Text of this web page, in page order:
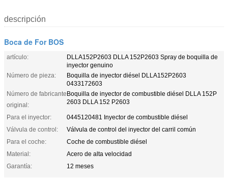
descripción
Boca de For BOS
artículo:
DLLA152P2603 DLLA 152P2603 Spray de boquilla de
inyector genuino
Número de pieza:
Boquilla de inyector diésel DLLA152P2603
0433172603
Número de fabricante
original:
Boquilla de inyector de combustible diésel DLLA 152P
2603 DLLA 152 P2603
Para el inyector:
0445120481 Inyector de combustible diésel
Válvula de control:
Válvula de control del inyector del carril común
Para el coche:
Coche de combustible diésel
Material:
Acero de alta velocidad
Garantía:
12 meses